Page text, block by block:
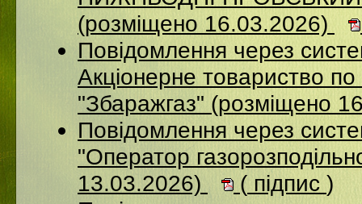
(розміщено 16.03.2026)
Повідомлення через
Акцiонерне товариство по
"Збаражгаз" (розміщено
Повідомлення через
"Оператор
13.03.2026)
( підпис )